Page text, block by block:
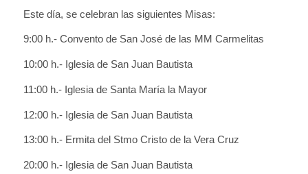
Este día, se celebran las siguientes Misas:
9:00 h.- Convento de San José de las MM Carmelitas
10:00 h.- Iglesia de San Juan Bautista
11:00 h.- Iglesia de Santa María la Mayor
12:00 h.- Iglesia de San Juan Bautista
13:00 h.- Ermita del Stmo Cristo de la Vera Cruz
20:00 h.- Iglesia de San Juan Bautista